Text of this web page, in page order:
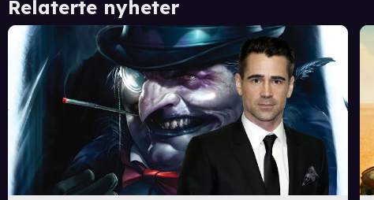
Relaterte nyheter